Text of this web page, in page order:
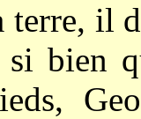
terre, il
si bien